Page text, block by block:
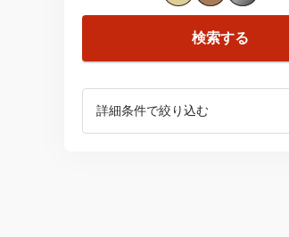
検索する
詳細条件で絞り込む